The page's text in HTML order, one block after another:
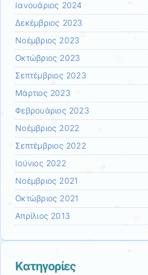
Ιανουάριος 2024
Δεκέμβριος 2023
Νοέμβριος 2023
Οκτώβριος 2023
Σεπτέμβριος 2023
Μάρτιος 2023
Φεβρουάριος 2023
Νοέμβριος 2022
Σεπτέμβριος 2022
Ιούνιος 2022
Νοέμβριος 2021
Οκτώβριος 2021
Απρίλιος 2013
Kατηγορίες